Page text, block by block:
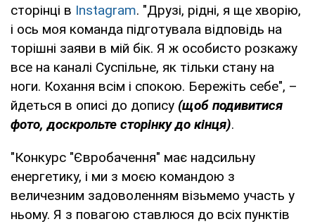
сторінці в Instagram. "Друзі, рідні, я ще хворію,
і ось моя команда підготувала відповідь на
торішні заяви в мій бік. Я ж особисто розкажу
все на каналі Суспільне, як тільки стану на
ноги. Кохання всім і спокою. Бережіть себе", –
йдеться в описі до допису (щоб подивитися
фото, доскрольте сторінку до кінця).
"Конкурс "Євробачення" має надсильну
енергетику, і ми з моєю командою з
величезним задоволенням візьмемо участь у
ньому. Я з повагою ставлюся до всіх пунктів